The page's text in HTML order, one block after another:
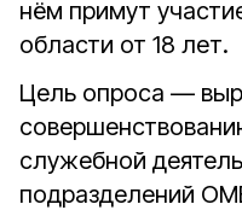
нём примут
области от 18 лет.
Цель опроса —
служебной
подразделений